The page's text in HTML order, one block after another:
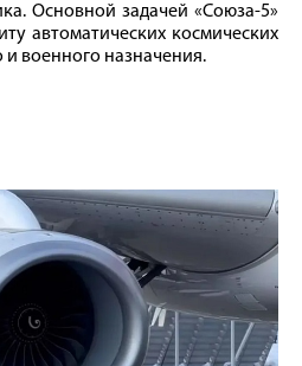
Основной задачей «Союза-5»
автоматических космических
и военного назначения.